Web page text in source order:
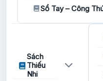
Sổ Tay – Công
Sách
Thiếu
Nhi